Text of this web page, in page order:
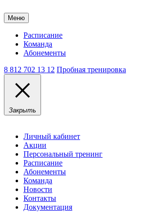
Меню
Расписание
Команда
Абонементы
8 812 702 13 12 Пробная тренировка
Закрыть
Личный кабинет
Акции
Персональный тренинг
Расписание
Абонементы
Команда
Новости
Контакты
Документация